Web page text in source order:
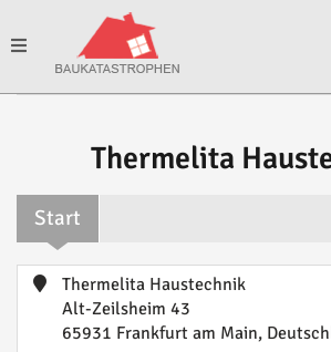
Toggle
Thermelita
Start
Thermelita Haustechnik
Alt-Zeilsheim 43
65931 Frankfurt am Main,